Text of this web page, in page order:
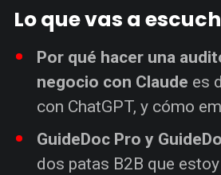
Lo que vas a
Por qué hacer una
negocio con Claude es
con ChatGPT, y cómo
GuideDoc Pro y
dos patas B2B que